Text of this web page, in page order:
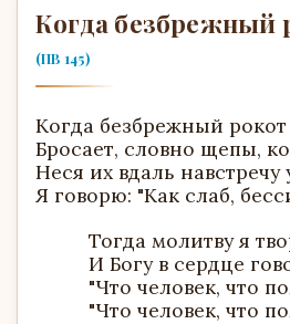
Когда безбрежный
(ПВ 145)
Когда безбрежный
Бросает, словно щепы,
Неся их вдаль навстречу
Я говорю: "Как слаб,
Тогда молитву я
И Богу в сердце
"Что человек, что
"Что человек, что